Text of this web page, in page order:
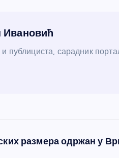
Ивановић
публициста, сарадник
размера одржан у